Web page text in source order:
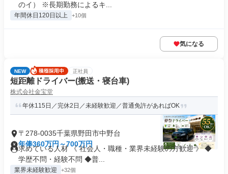
のイ） ※長期勤務によるキ...
年間休日120日以上 +10個
気になる
NEW 正社員
短距離ドライバー(搬送・寝台車)
株式会社金宝堂
年休115日／完休2日／未経験歓迎／普通免許があればOK
〒278-0035千葉県野田市中野台
年俸360万円～700万円
求めている人材 《 社会人・職種・業界未経験の方歓迎 》 ◆
学歴不問・経験不問 ◆普...
業界未経験歓迎 +32個